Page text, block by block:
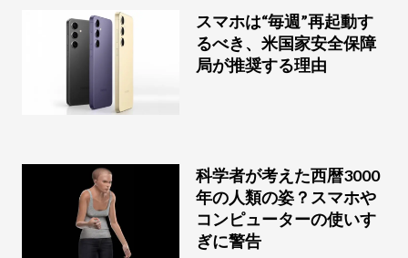
スマホは“毎週”再起動す
るべき、米国家安全保障
局が推奨する理由
科学者が考えた西暦3000
年の人類の姿？スマホや
コンピューターの使いす
ぎに警告